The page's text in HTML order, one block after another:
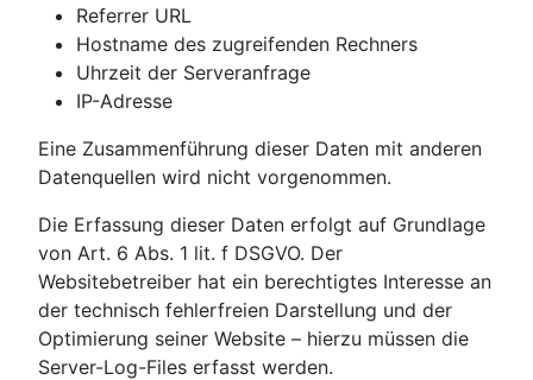
Referrer URL
Hostname des zugreifenden Rechners
Uhrzeit der Serveranfrage
IP-Adresse
Eine Zusammenführung dieser Daten mit anderen
Datenquellen wird nicht vorgenommen.
Die Erfassung dieser Daten erfolgt auf Grundlage
von Art. 6 Abs. 1 lit. f DSGVO. Der
Websitebetreiber hat ein berechtigtes Interesse an
der technisch fehlerfreien Darstellung und der
Optimierung seiner Website – hierzu müssen die
Server-Log-Files erfasst werden.